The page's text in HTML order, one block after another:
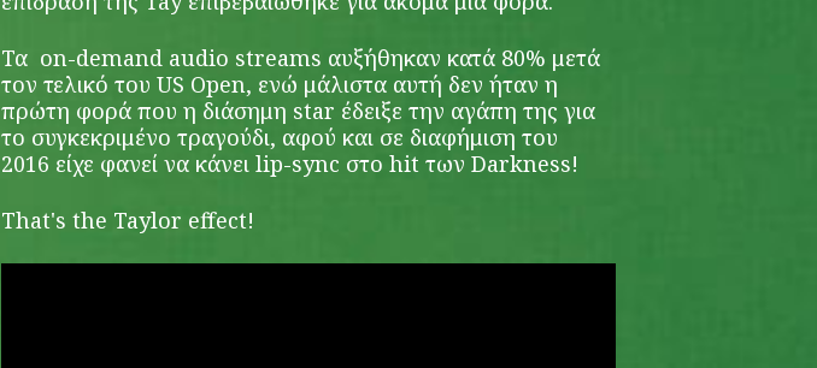
Τα on-demand audio streams αυξήθηκαν κατά 80% μετά
τον τελικό του US Open, ενώ μάλιστα αυτή δεν ήταν η
πρώτη φορά που η διάσημη star έδειξε την αγάπη της για
το συγκεκριμένο τραγούδι, αφού και σε διαφήμιση του
2016 είχε φανεί να κάνει lip-sync στο hit των Darkness!
That's the Taylor effect!